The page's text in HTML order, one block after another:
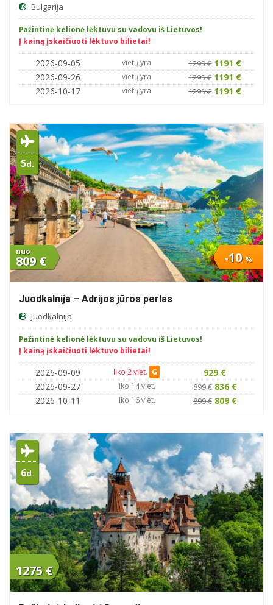
Bulgarija
Pažintinė kelionė lėktuvu su vadovu iš Lietuvos!
Į kainą įskaičiuoti lėktuvo bilietai!
2026-09-05 vietų yra 1295 € 1191 €
2026-09-26
vietų yra 1295 € 1191 €
2026-10-17
vietų yra 1295 € 1191 €
5d.
nuo
809 € -10 %
Juodkalnija – Adrijos jūros perlas
Juodkalnija
Pažintinė kelionė lėktuvu su vadovu iš Lietuvos!
Į kainą įskaičiuoti lėktuvo bilietai!
2026-09-09 liko 2 viet. G
929 €
2026-09-27
liko 14 viet. 899 € 836 €
2026-10-11
liko 16 viet. 899 € 809 €
6d.
1275 €